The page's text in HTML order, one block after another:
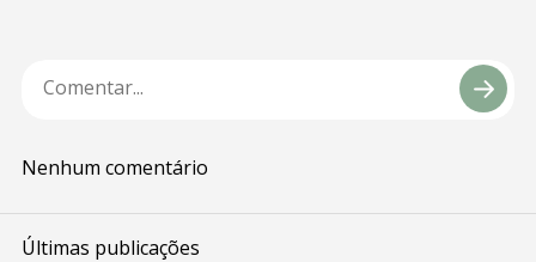
Nenhum comentário
Últimas publicações